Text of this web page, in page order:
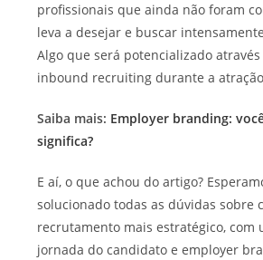
profissionais que ainda não foram
leva a desejar e buscar
Algo que será potencializado
inbound recruiting durante a
Saiba mais: Employer branding:
significa?
E aí, o que achou do artigo?
solucionado todas as dúvidas sobre
recrutamento mais estratégico, com
jornada do candidato e employer